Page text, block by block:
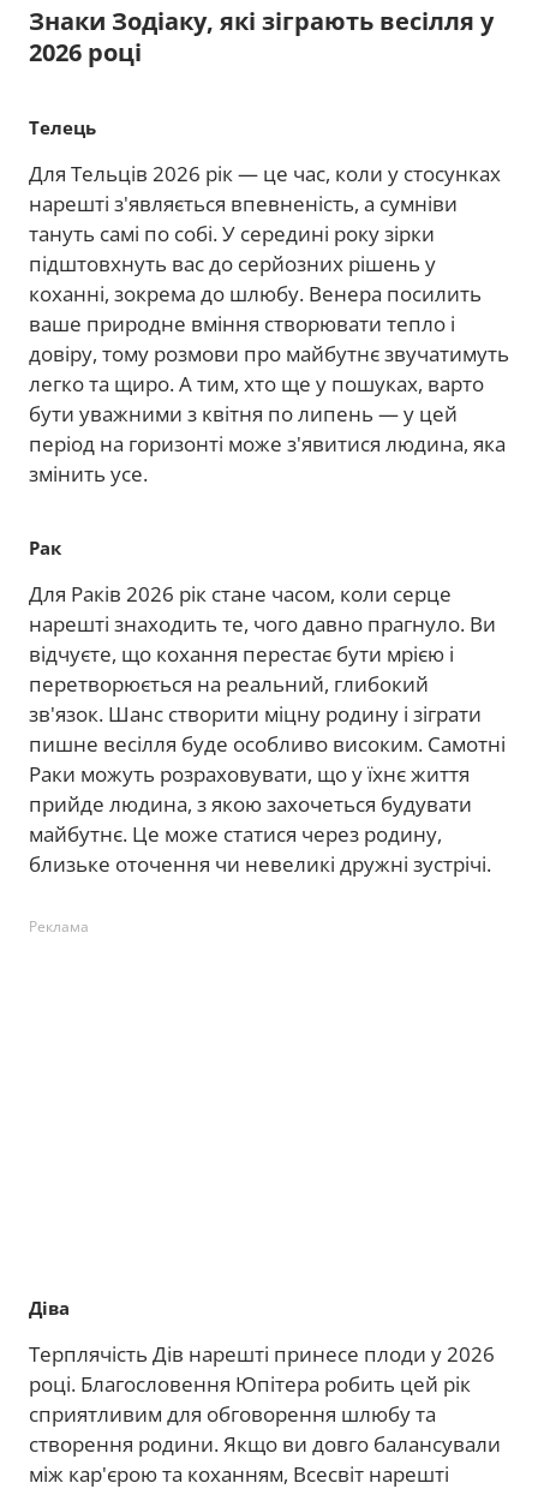
Знаки Зодіаку, які зіграють весілля у
2026 році
Телець
Для Тельців 2026 рік — це час, коли у стосунках
нарешті з'являється впевненість, а сумніви
тануть самі по собі. У середині року зірки
підштовхнуть вас до серйозних рішень у
коханні, зокрема до шлюбу. Венера посилить
ваше природне вміння створювати тепло і
довіру, тому розмови про майбутнє звучатимуть
легко та щиро. А тим, хто ще у пошуках, варто
бути уважними з квітня по липень — у цей
період на горизонті може з'явитися людина, яка
змінить усе.
Рак
Для Раків 2026 рік стане часом, коли серце
нарешті знаходить те, чого давно прагнуло. Ви
відчуєте, що кохання перестає бути мрією і
перетворюється на реальний, глибокий
зв'язок. Шанс створити міцну родину і зіграти
пишне весілля буде особливо високим. Самотні
Раки можуть розраховувати, що у їхнє життя
прийде людина, з якою захочеться будувати
майбутнє. Це може статися через родину,
близьке оточення чи невеликі дружні зустрічі.
Реклама
Діва
Терплячість Дів нарешті принесе плоди у 2026
році. Благословення Юпітера робить цей рік
сприятливим для обговорення шлюбу та
створення родини. Якщо ви довго балансували
між кар'єрою та коханням, Всесвіт нарешті